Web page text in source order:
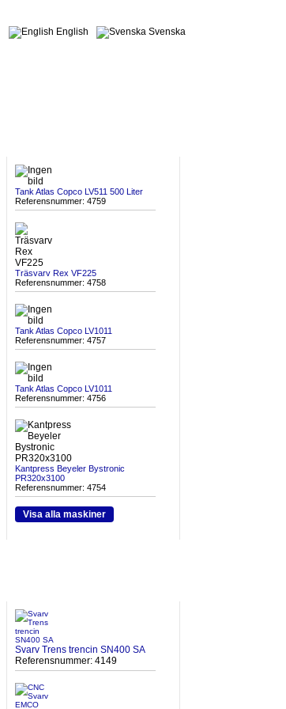
Svenska
English
Tank Atlas Copco LV511 500 Liter
Referensnummer: 4759
Träsvarv Rex VF225
Referensnummer: 4758
Tank Atlas Copco LV1011
Referensnummer: 4757
Tank Atlas Copco LV1011
Referensnummer: 4756
Kantpress Beyeler Bystronic
PR320x3100
Referensnummer: 4754
Visa alla maskiner
Svarv Trens trencin SN400 SA
Referensnummer: 4149